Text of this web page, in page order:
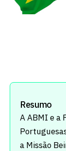
Resumo
A ABMI e a
a Missão